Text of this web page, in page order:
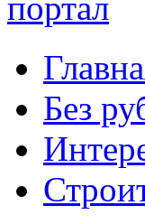
Без